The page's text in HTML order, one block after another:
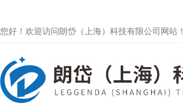
您好！欢迎访问朗岱（上海）科技有限公司网站！